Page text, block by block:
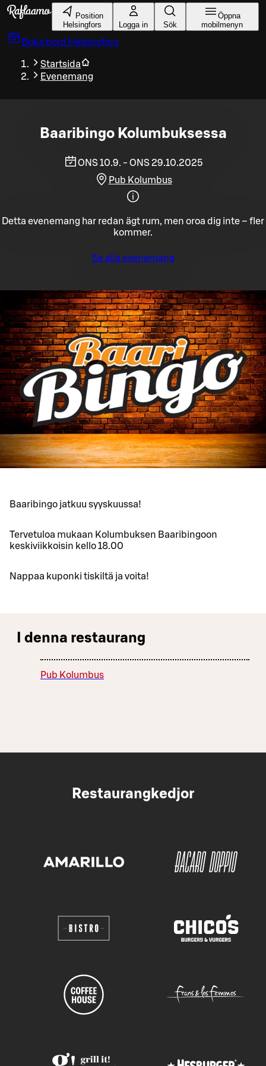
Gå till huvudinnehållet
Position
Helsingfors
Logga in Sök
Öppna
mobilmenyn
Boka bord Helsingfors
Startsida
Evenemang
Baaribingo Kolumbuksessa
ONS 10.9. - ONS 29.10.2025
Pub Kolumbus
Detta evenemang har redan ägt rum, men oroa dig inte – fler
kommer.
Se alla evenemang
Baaribingo jatkuu syyskuussa!
Tervetuloa mukaan Kolumbuksen Baaribingoon
keskiviikkoisin kello 18.00
Nappaa kuponki tiskiltä ja voita!
I denna restaurang
Pub Kolumbus
Restaurangkedjor